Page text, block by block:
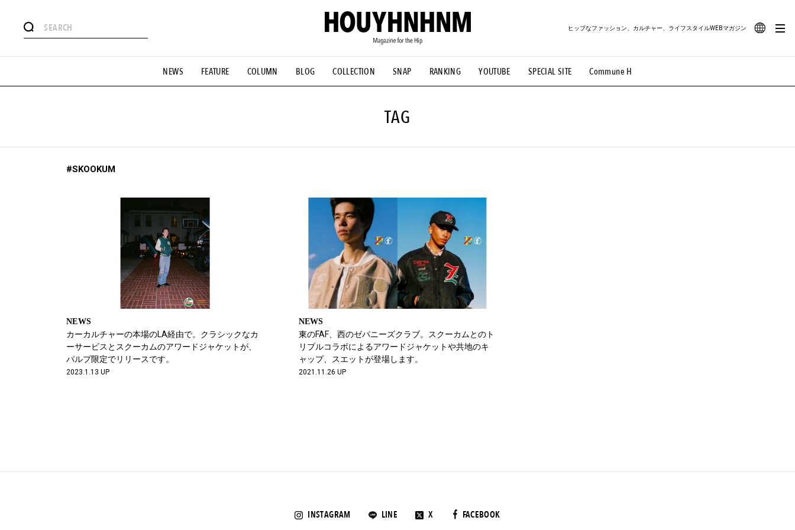
NEWS FEATURE COLUMN BLOG COLLECTION SNAP RANKING YOUTUBE SPECIAL SITE Commune H
ヒップなファッション、カルチャー、ライフスタイルWEBマガジン
#憧れの逸品 #ESSENTIAL DESIGNS #古着サミット #NEW VINTAGE #マイナーグッド図鑑 #路地裏てぃーん。 #MONTHLY JOURNAL
#GH 銘品の所以 #フイナムのYouTube #Commune H #FOCUS IT #AH.H #ととけん #FASHION #MUSIC #MOVIE #LIFESTYLE #SNEAKER #OUTDOOR
TAG
#SKOOKUM
NEWS
カーカルチャーの本場のLA経由で。クラシックなカ
ーサービスとスクーカムのアワードジャケットが、
パルプ限定でリリースです。
2023.1.13 UP
NEWS
東のFAF、西のゼパニーズクラブ。スクーカムとのト
リプルコラボによるアワードジャケットや共地のキ
ャップ、スエットが登場します。
2021.11.26 UP
INSTAGRAM LINE X FACEBOOK